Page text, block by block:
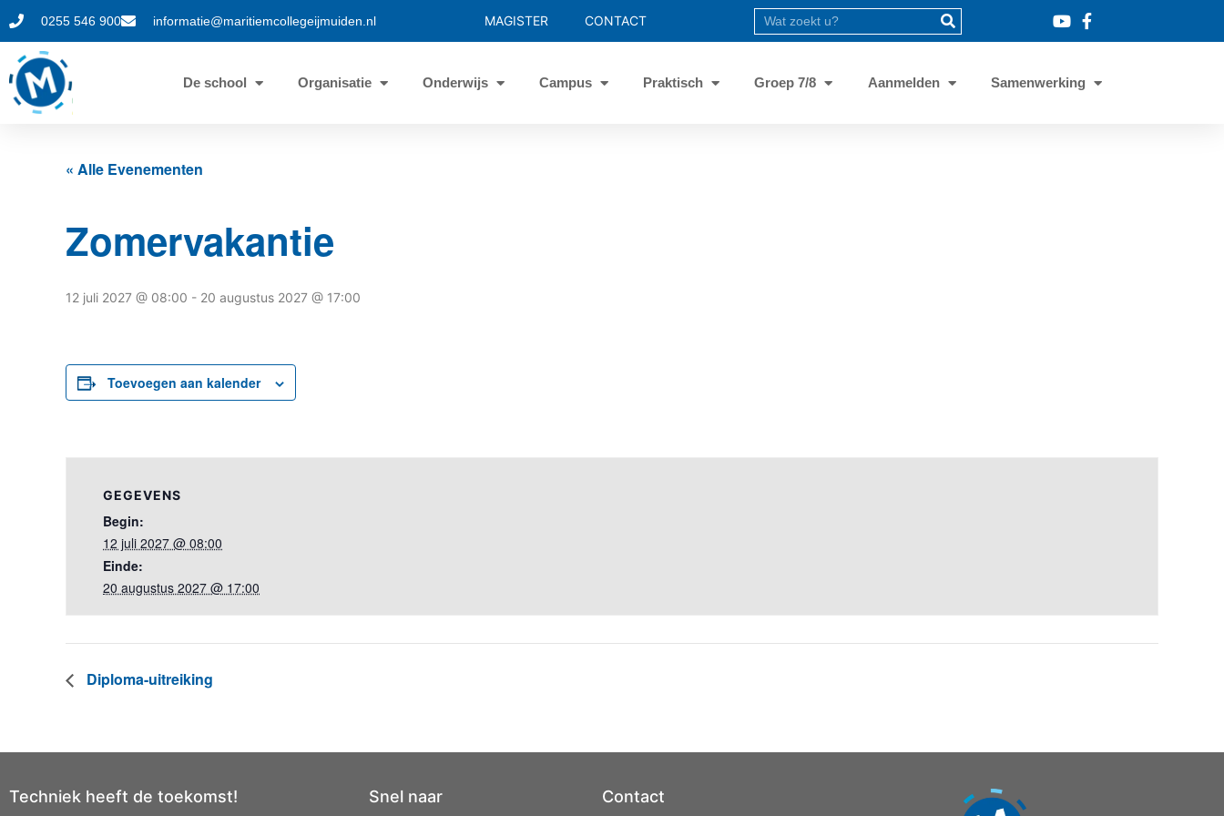
0255 546 900 informatie@maritiemcollegeijmuiden.nl MAGISTER CONTACT
De school Organisatie Onderwijs Campus Praktisch Groep 7/8 Aanmelden Samenwerking
« Alle Evenementen
Zomervakantie
12 juli 2027 @ 08:00 - 20 augustus 2027 @ 17:00
Toevoegen aan kalender
GEGEVENS
Begin:
12 juli 2027 @ 08:00
Einde:
20 augustus 2027 @ 17:00
Diploma-uitreiking
Techniek heeft de toekomst! Snel naar Contact